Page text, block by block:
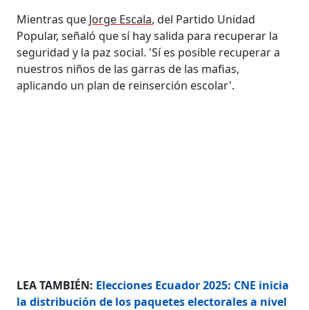
Mientras que Jorge Escala, del Partido Unidad
Popular, señaló que sí hay salida para recuperar la
seguridad y la paz social. 'Sí es posible recuperar a
nuestros niños de las garras de las mafias,
aplicando un plan de reinserción escolar'.
LEA TAMBIÉN: Elecciones Ecuador 2025: CNE inicia
la distribución de los paquetes electorales a nivel